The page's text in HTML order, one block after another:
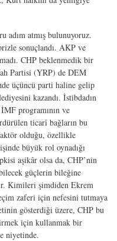
adım atmış bulunuyoruz.
sonuçlandı. AKP ve
CHP beklenmedik bir
Partisi (YRP) de DEM
üçüncü parti haline gelip
kazandı. İstibdadın
programının ve
ticarî bağların bu
olduğu, özellikle
büyük rol oynadığı
aşikâr olsa da, CHP’nin
güçlerin bileğine
Kimileri şimdiden Ekrem
zaferi için nefesini tutmaya
gösterdiği üzere, CHP bu
için kullanmak bir
niyetinde.